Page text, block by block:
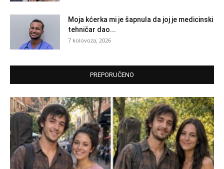
Moja kćerka mi je šapnula da joj je medicinski
tehničar dao...
7 kolovoza, 2026
PREPORUČENO